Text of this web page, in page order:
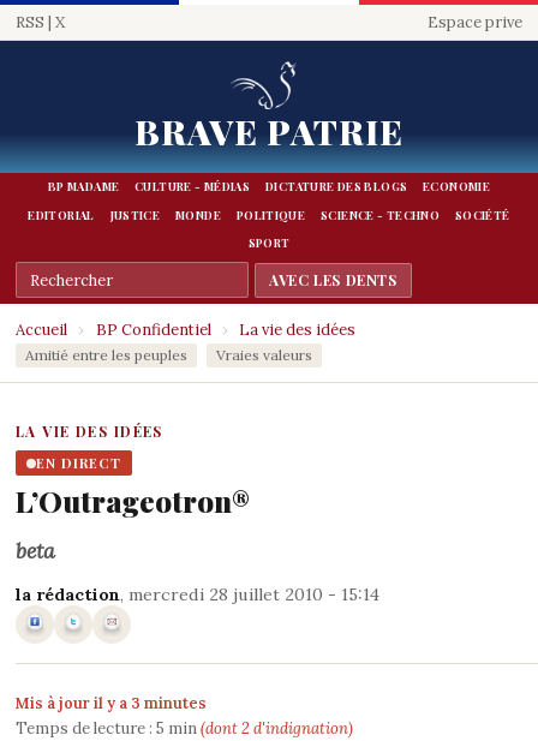
RSS | X Espace prive
BRAVE PATRIE
BP MADAME CULTURE - MÉDIAS DICTATURE DES BLOGS
ECONOMIE
EDITORIAL
JUSTICE MONDE POLITIQUE SCIENCE - TECHNO
SOCIÉTÉ
SPORT
Accueil › BP Confidentiel › La vie des idées
Amitié entre les peuples Vraies valeurs
LA VIE DES IDÉES
EN DIRECT
L’Outrageotron®
beta
la rédaction, mercredi 28 juillet 2010 - 15:14
Mis à jour il y a 3 minutes
Temps de lecture : 5 min(dont 2 d'indignation)